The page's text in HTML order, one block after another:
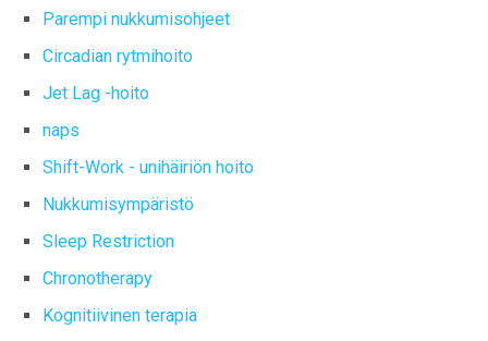
Parempi nukkumisohjeet
Circadian rytmihoito
Jet Lag -hoito
naps
Shift-Work - unihäiriön hoito
Nukkumisympäristö
Sleep Restriction
Chronotherapy
Kognitiivinen terapia